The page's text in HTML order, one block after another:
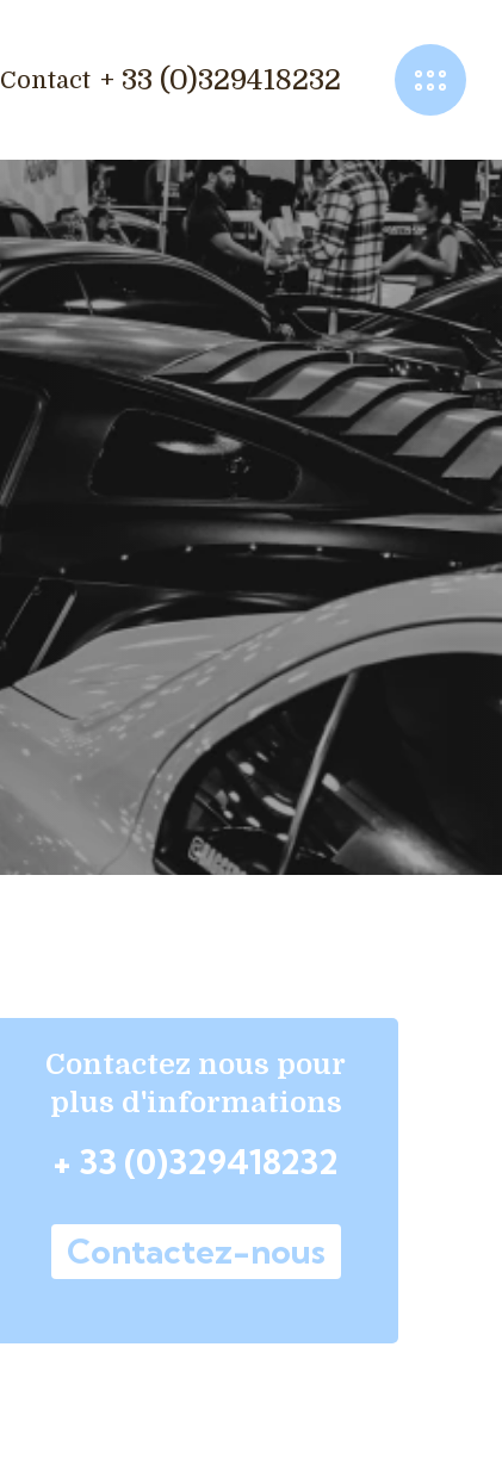
Contact + 33 (0)329418232
Contactez nous pour
plus d'informations
+ 33 (0)329418232
Contactez-nous